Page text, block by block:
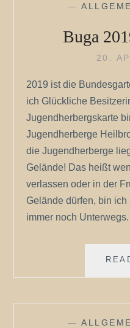
—
Buga
20.
2019 ist die
ich Glückliche
Jugendherbergskarte
Jugendherberge
die Jugendherberge
Gelände! Das heißt
verlassen oder in der
Gelände dürfen, bin
immer noch
—